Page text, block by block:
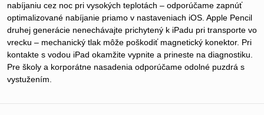
nabíjaniu cez noc pri vysokých teplotách – odporúčame zapnúť
optimalizované nabíjanie priamo v nastaveniach iOS. Apple Pencil
druhej generácie nenechávajte prichytený k iPadu pri transporte vo
vrecku – mechanický tlak môže poškodiť magnetický konektor. Pri
kontakte s vodou iPad okamžite vypnite a prineste na diagnostiku.
Pre školy a korporátne nasadenia odporúčame odolné puzdrá s
vystužením.